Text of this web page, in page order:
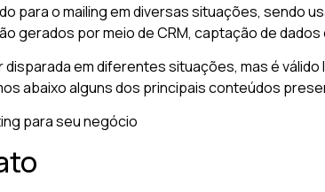
para o mailing em diversas situações, sendo
gerados por meio de CRM, captação de
em diferentes situações, mas é
abaixo alguns dos principais conteúdos
para seu negócio